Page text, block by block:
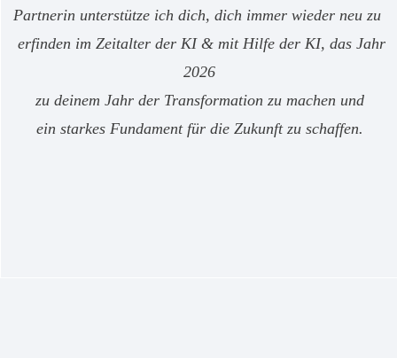
Partnerin unterstütze ich dich, dich immer wieder neu zu
erfinden im Zeitalter der KI & mit Hilfe der KI, das Jahr
2026
zu deinem Jahr der Transformation zu machen und
ein starkes Fundament für die Zukunft zu schaffen.